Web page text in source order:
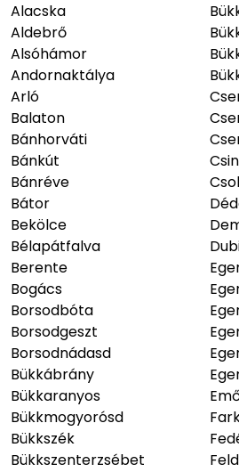
Alacska
Aldebrő
Alsóhámor
Andornaktálya
Arló
Balaton
Bánhorváti
Bánkút
Bánréve
Bátor
Bekölce
Bélapátfalva
Berente
Bogács
Borsodbóta
Borsodgeszt
Borsodnádasd
Bükkábrány
Bükkaranyos
Bükkmogyorósd
Bükkszék
Bükkszenterzsébet